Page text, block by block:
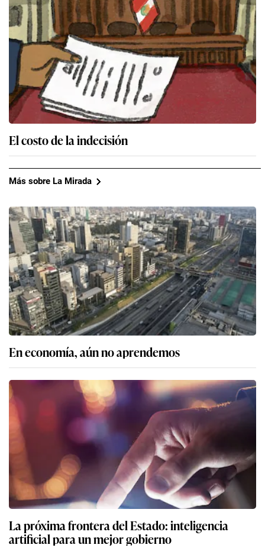
El costo de la indecisión
Más sobre La Mirada
En economía, aún no aprendemos
La próxima frontera del Estado: inteligencia
artificial para un mejor gobierno